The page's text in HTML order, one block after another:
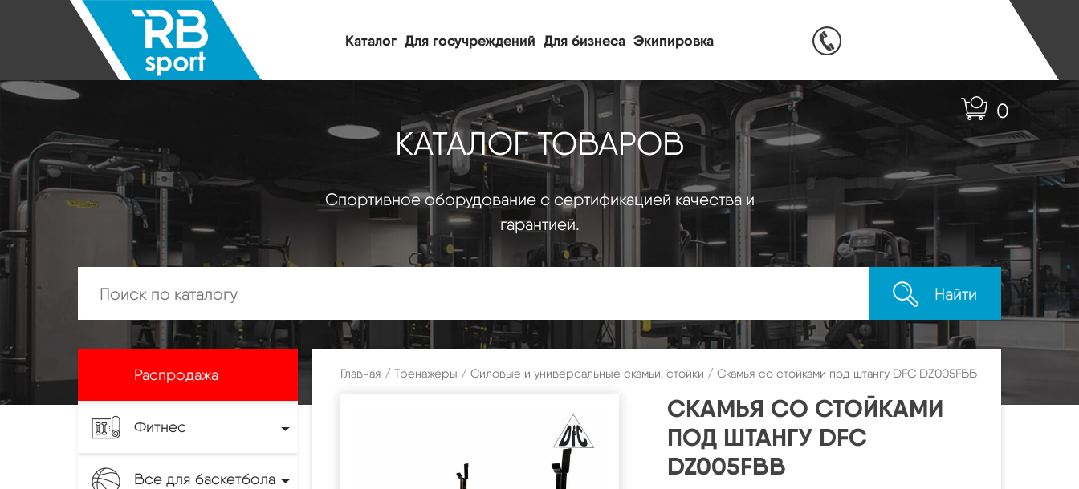
Каталог Для госучреждений Для бизнеса Экипировка
0
КАТАЛОГ ТОВАРОВ
Спортивное оборудование с сертификацией качества и
гарантией.
Найти
Распродажа
Фитнес
Все для баскетбола
Главная / Тренажеры / Силовые и универсальные скамьи, стойки / Скамья со стойками под штангу DFC DZ005FBB
СКАМЬЯ СО СТОЙКАМИ
ПОД ШТАНГУ DFC
DZ005FBB